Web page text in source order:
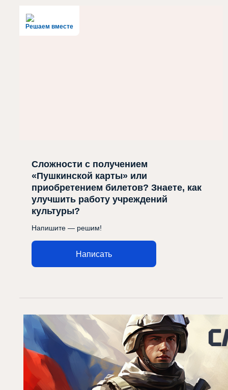
Решаем вместе
Сложности с получением
«Пушкинской карты» или
приобретением билетов? Знаете, как
улучшить работу учреждений
культуры?
Напишите — решим!
Написать